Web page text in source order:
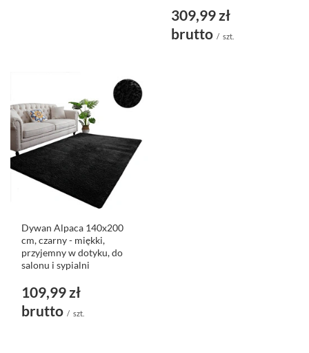
309,99 zł
brutto / szt.
Dywan Alpaca 140x200
cm, czarny - miękki,
przyjemny w dotyku, do
salonu i sypialni
109,99 zł
brutto / szt.